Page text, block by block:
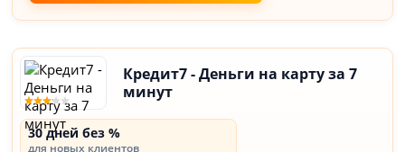
Кредит7 - Деньги на карту за 7
минут
30 дней без %
для новых клиентов